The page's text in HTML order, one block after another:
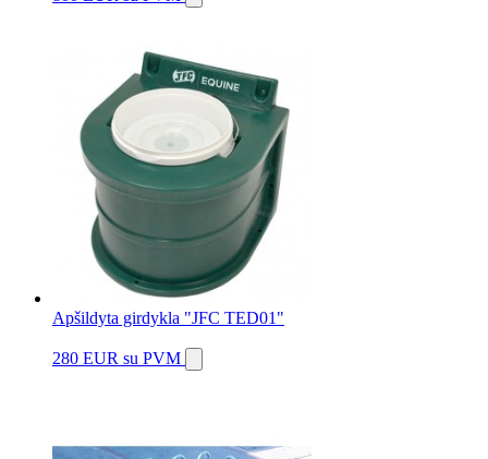
Apšildyta girdykla "JFC TED01"
280 EUR su PVM